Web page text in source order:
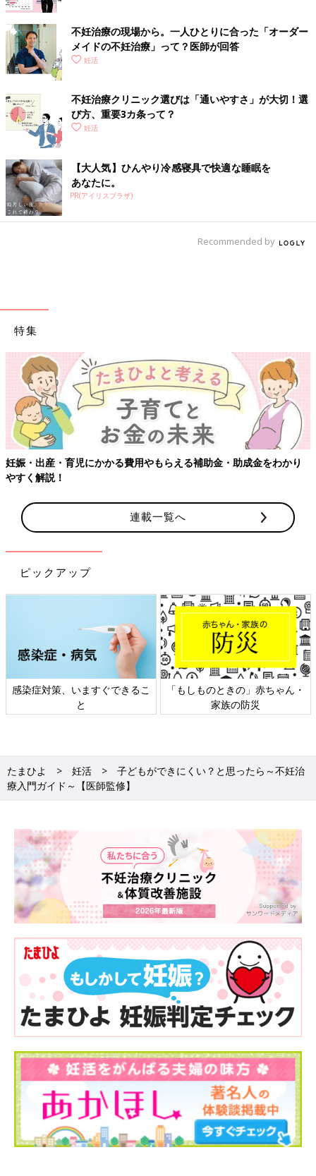
不妊治療の現場から。一人ひとりに合った「オーダー
メイドの不妊治療」って？医師が回答
妊活
不妊治療クリニック選びは「通いやすさ」が大切！選
び方、重要3カ条って？
妊活
【大人気】ひんやり冷感寝具で快適な睡眠を
あなたに。
PR(アイリスプラザ)
Recommended by
特集
妊娠・出産・育児にかかる費用やもらえる補助金・助成金をわかり
やすく解説！
連載一覧へ
ピックアップ
感染症対策、いますぐできるこ
と
「もしものときの」赤ちゃん・
家族の防災
たまひよ 妊活
子どもができにくい？と思ったら～不妊治
療入門ガイド～【医師監修】